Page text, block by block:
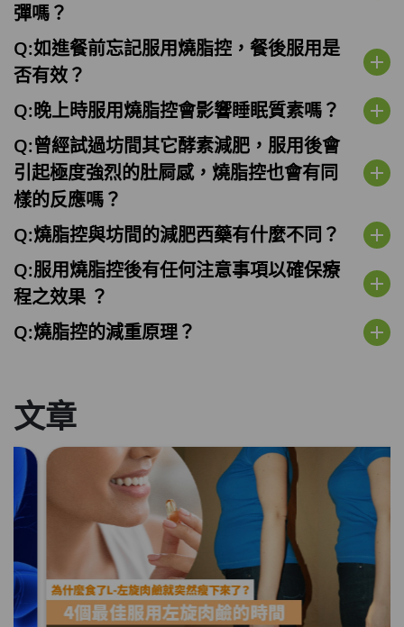
彈嗎？
Q:如進餐前忘記服用燒脂控，餐後服用是
否有效？
add
Q:晚上時服用燒脂控會影響睡眠質素嗎？ add
Q:曾經試過坊間其它酵素減肥，服用後會
引起極度強烈的肚屙感，燒脂控也會有同
樣的反應嗎？
add
Q:燒脂控與坊間的減肥西藥有什麼不同？ add
Q:服用燒脂控後有任何注意事項以確保療
程之效果 ？
add
Q:燒脂控的減重原理？ add
文章